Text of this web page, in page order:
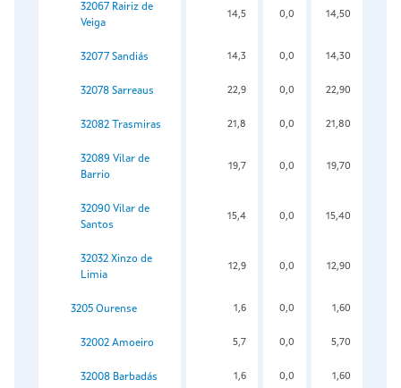
32067 Rairiz de
Veiga
14,5 0,0 14,50
32077 Sandiás 14,3 0,0 14,30
32078 Sarreaus 22,9 0,0 22,90
32082 Trasmiras 21,8 0,0 21,80
32089 Vilar de
Barrio
19,7 0,0 19,70
32090 Vilar de
Santos
15,4 0,0 15,40
32032 Xinzo de
Limia
12,9 0,0 12,90
3205 Ourense 1,6 0,0 1,60
32002 Amoeiro 5,7 0,0 5,70
32008 Barbadás 1,6 0,0 1,60